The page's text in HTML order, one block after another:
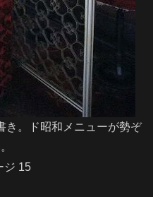
き。ド昭和メニューが勢ぞ